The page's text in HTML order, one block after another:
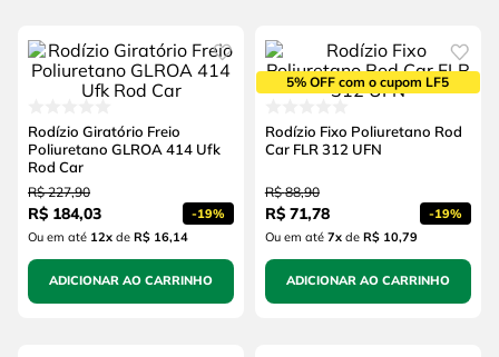
Rodízio Giratório Freio
Poliuretano GLROA 414 Ufk
Rod Car
R$ 227,90
R$ 184,03 -19%
Ou em até 12xde R$ 16,14
ADICIONAR AO CARRINHO
5% OFF com o cupom LF5
Rodízio Fixo Poliuretano Rod
Car FLR 312 UFN
R$ 88,90
R$ 71,78 -19%
Ou em até 7xde R$ 10,79
ADICIONAR AO CARRINHO